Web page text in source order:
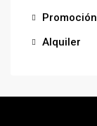
Alquiler